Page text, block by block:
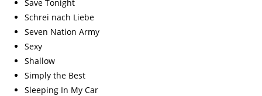
Save Tonight
Schrei nach Liebe
Seven Nation Army
Sexy
Shallow
Simply the Best
Sleeping In My Car